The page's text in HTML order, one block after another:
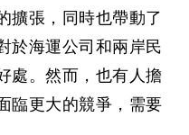
擴張，同時也帶動了
於海運公司和兩岸民
處。然而，也有人擔
臨更大的競爭，需要